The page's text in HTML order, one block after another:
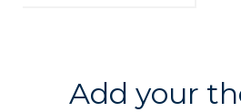
Add your